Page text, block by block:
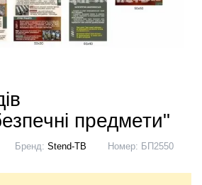
предмети"
Бренд: Stend-TB Номер: БП2550